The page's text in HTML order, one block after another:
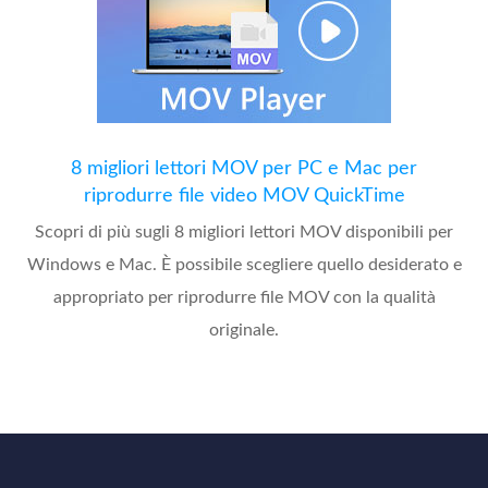
8 migliori lettori MOV per PC e Mac per
riprodurre file video MOV QuickTime
Scopri di più sugli 8 migliori lettori MOV disponibili per
Windows e Mac. È possibile scegliere quello desiderato e
appropriato per riprodurre file MOV con la qualità
originale.